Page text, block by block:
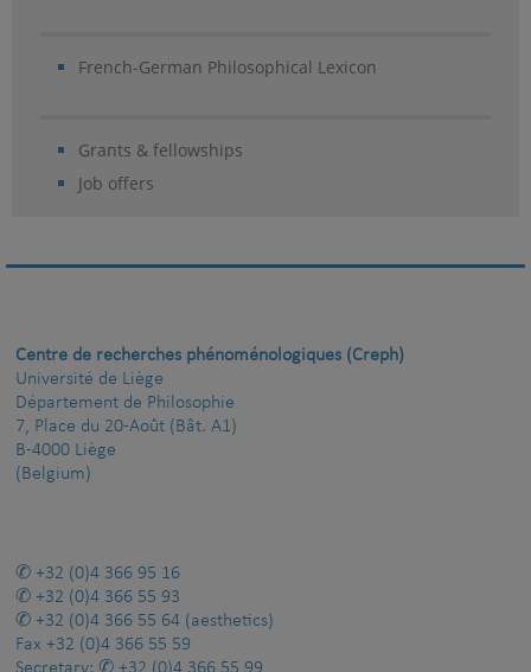
French-German Philosophical Lexicon
Grants & fellowships
Job offers
Centre de recherches phénoménologiques (Creph)
Université de Liège
Département de Philosophie
7, Place du 20-Août (Bât. A1)
B-4000 Liège
(Belgium)
+32 (0)4 366 95 16
+32 (0)4 366 55 93
+32 (0)4 366 55 64 (aesthetics)
Fax +32 (0)4 366 55 59